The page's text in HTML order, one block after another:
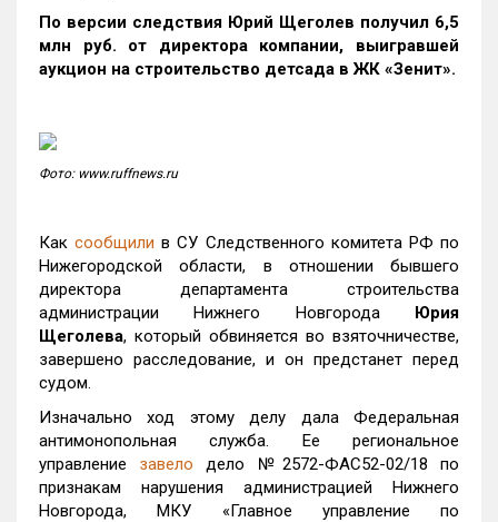
По версии следствия Юрий Щеголев получил 6,5
млн руб. от директора компании, выигравшей
аукцион на строительство детсада в ЖК «Зенит».
Фото: www.ruffnews.ru
Каксообщили в СУ Следственного комитета РФ по
Нижегородской области, в отношении бывшего
директора департамента строительства
администрации Нижнего Новгорода Юрия
Щеголева, который обвиняется во взяточничестве,
завершено расследование, и он предстанет перед
судом.
Изначально ход этому делу дала Федеральная
антимонопольная служба. Ее региональное
управление завело дело №2572-ФАС52-02/18 по
признакам нарушения администрацией Нижнего
Новгорода, МКУ «Главное управление по